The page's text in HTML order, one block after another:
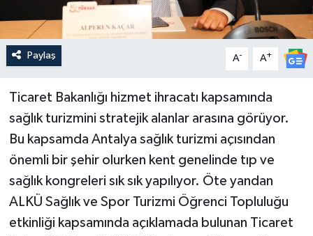
Paylaş A- A+
Ticaret Bakanlığı hizmet ihracatı kapsamında
sağlık turizmini stratejik alanlar arasına görüyor.
Bu kapsamda Antalya sağlık turizmi açısından
önemli bir şehir olurken kent genelinde tıp ve
sağlık kongreleri sık sık yapılıyor. Öte yandan
ALKÜ Sağlık ve Spor Turizmi Öğrenci Topluluğu
etkinliği kapsamında açıklamada bulunan Ticaret